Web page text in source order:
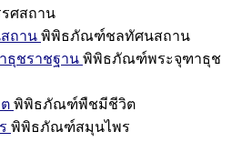
ศสถาน
ถาน พิพิธภัณฑ์ชลทัศนสถาน
ชราชฐาน พิพิธภัณฑ์พระจุฑาธุช
พิพิธภัณฑ์พืชมีชีวิต
พิพิธภัณฑ์สมุนไพร